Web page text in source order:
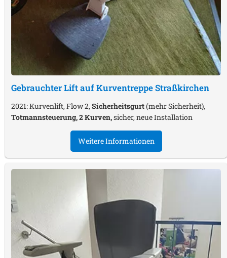
Gebrauchter Lift auf KurventreppeStraßkirchen
2021: Kurvenlift, Flow 2, Sicherheitsgurt(mehr Sicherheit),
Totmannsteuerung, 2 Kurven,sicher, neue Installation
Weitere Informationen